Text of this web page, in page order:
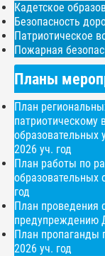
Кадетское
Безопасность
Патриотическое
Пожарная
Планы
План
патриотическому
образовательных
2026 уч. год
План работы по
образовательных
год
План проведения
предупреждению
План пропаганды
2026 уч. год